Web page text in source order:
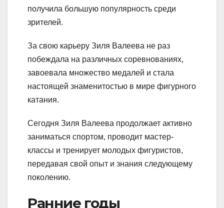
получила большую популярность среди
зрителей.
За свою карьеру Зиля Валеева не раз
побеждала на различных соревнованиях,
завоевала множество медалей и стала
настоящей знаменитостью в мире фигурного
катания.
Сегодня Зиля Валеева продолжает активно
заниматься спортом, проводит мастер-
классы и тренирует молодых фигуристов,
передавая свой опыт и знания следующему
поколению.
Ранние годы